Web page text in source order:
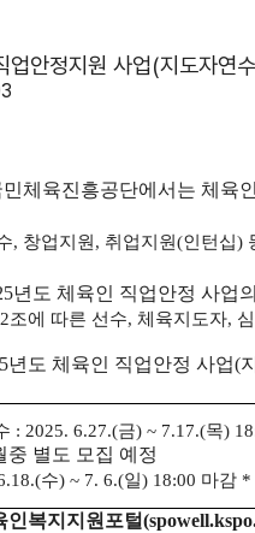
안정지원 사업(지도자연
체육진흥공단에서는 체육
, 창업지원, 취업지원(인턴십)
년도 체육인 직업안정 사업
2조에 따른 선수, 체육지도자,
년도 체육인 직업안정 사업(
: 2025. 6.27.(금) ~ 7.17.(목)
중 별도 모집 예정
수) ~ 7. 6.(일) 18:00 마감 *
인복지지원포털